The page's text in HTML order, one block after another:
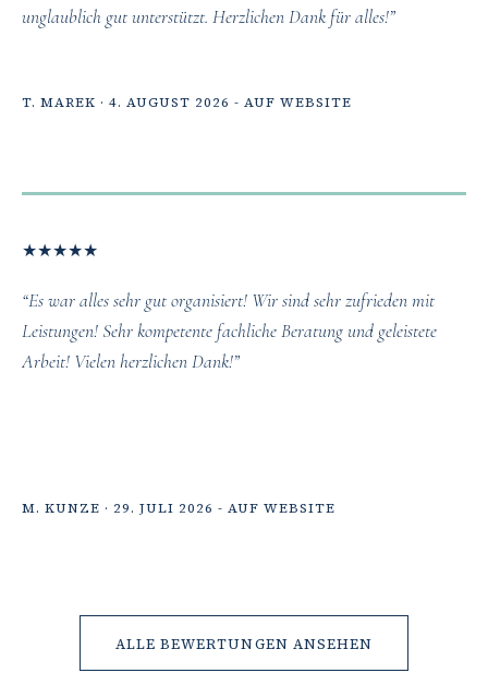
unglaublich gut unterstützt. Herzlichen Dank für alles!”
T. MAREK · 4. AUGUST 2026 - AUF WEBSITE
★★★★★
“Es war alles sehr gut organisiert! Wir sind sehr zufrieden mit
Leistungen! Sehr kompetente fachliche Beratung und geleistete
Arbeit! Vielen herzlichen Dank!”
M. KUNZE · 29. JULI 2026 - AUF WEBSITE
ALLE BEWERTUNGEN ANSEHEN